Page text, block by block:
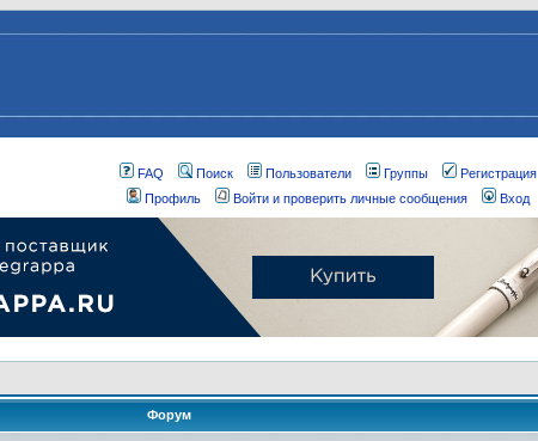
FAQ Поиск Пользователи Группы
Регистрация
Профиль
Войти и проверить личные сообщения Вход
Форум